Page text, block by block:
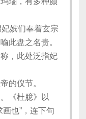
嫔们奉着玄宗
此盘之名贵。
，此处泛指妃
的仪节。
《杜臆》以
也”，连下句